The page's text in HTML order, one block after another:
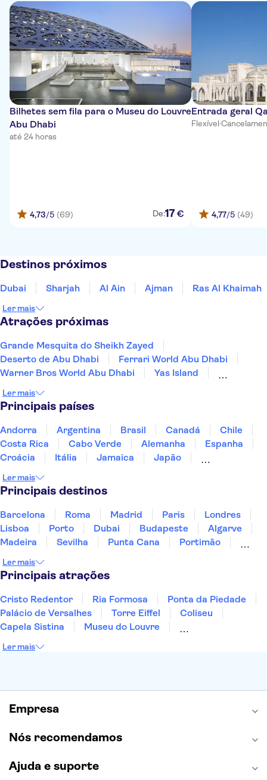
Bilhetes sem fila para o Museu do Louvre
Abu Dhabi
até 24 horas
4,73/5 (69) De:17 €
Entrada geral
Flexível·
4,77/5 (49)
Destinos próximos
Dubai Sharjah Al Ain Ajman Ras Al Khaimah
Ler mais
Atrações próximas
Grande Mesquita do Sheikh Zayed
Deserto de Abu Dhabi
Ferrari World Abu Dhabi
Warner Bros World Abu Dhabi
Yas Island
Yas Waterworld
Qasr Al Watan - O Palácio Presidencial
Museu Nacional Zayed em Abu Dhabi
Dubai Frame
Atlantis The Palm
The Palm Jumeirah
Dubai Creek
Dubai Mall
Ler mais
Principais países
Andorra Argentina Brasil Canadá
Chile
Costa Rica
Cabo Verde Alemanha
Espanha
Croácia
Itália Jamaica
Japão
Portugal
Singapura
Ler mais
Principais destinos
Barcelona Roma Madrid Paris
Londres
Lisboa
Porto Dubai Budapeste
Algarve
Madeira
Sevilha Punta Cana
Portimão
Sesimbra
Ler mais
Principais atrações
Cristo Redentor Ria Formosa
Ponta da Piedade
Palácio de Versalhes
Torre Eiffel
Coliseu
Capela Sistina
Museu do Louvre
Torre de Belém
Ler mais
Empresa
Nós recomendamos
Ajuda e suporte